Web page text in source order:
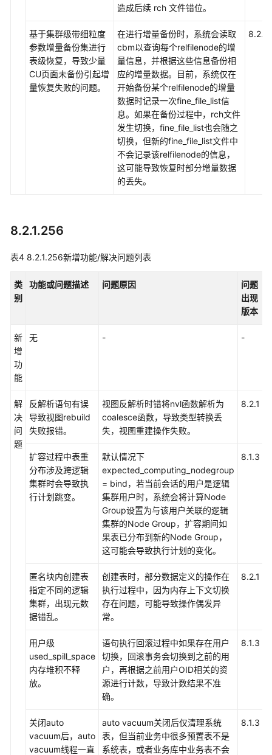
参
场
见
题
排
视
帮
助
性
能
白
皮
载
通
用
产
语
责
造成后续 rch 文件错位。
基于集群级带细粒度
参数增量备份集进行
表级恢复，导致少量
CU页面未备份引起增
量恢复失败的问题。
在进行增量备份时，系统会读取
cbm以查询每个relfilenode的增
量信息，并根据这些信息备份相
应的增量数据。目前，系统仅在
开始备份某个relfilenode的增量
数据时记录一次fine_file_list信
息。如果在备份过程中，rch文件
发生切换，fine_file_list也会随之
切换，但新的fine_file_list文件中
不会记录该relfilenode的信息，
这可能导致恢复时部分增量数据
的丢失。
8.2.1.256
表4 8.2.1.256新增功能/解决问题列表
类
别
功能或问题描述 问题原因
问题
出现
版本
新
增
功
能
无 - -
解
决
问
题
反解析语句有误
导致视图rebuild
失败报错。
视图反解析时错将nvl函数解析为
coalesce函数，导致类型转换丢
失，视图重建操作失败。
8.2.1
扩容过程中表重
分布涉及跨逻辑
集群时会导致执
行计划跳变。
默认情况下
expected_computing_nodegroup
= bind，若当前会话的用户是逻辑
集群用户时，系统会将计算Node
Group设置为与该用户关联的逻辑
集群的Node Group，扩容期间如
果表已分布到新的Node Group，
这可能会导致执行计划的变化。
8.1.3
匿名块内创建表
指定不同的逻辑
集群，出现元数
据错乱。
创建表时，部分数据定义的操作在
执行过程中，因为内存上下文切换
存在问题，可能导致操作偶发异
常。
8.2.1
用户级
used_spill_space
内存堆积不释
放。
语句执行回滚过程中如果存在用户
切换，回滚事务会切换到之前的用
户，再根据之前用户OID相关的资
源进行计数，导致计数结果不准
确。
8.1.3
关闭auto
vacuum后，auto
vacuum线程一直
auto vacuum关闭后仅清理系统
表，但当前业务中很多预置表不是
系统表，或者业务库中业务表不会
8.1.3